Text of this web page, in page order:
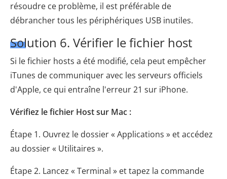
résoudre ce problème, il est préférable de
débrancher tous les périphériques USB inutiles.
Solution 6. Vérifier le fichier host
Si le fichier hosts a été modifié, cela peut empêcher
iTunes de communiquer avec les serveurs officiels
d'Apple, ce qui entraîne l'erreur 21 sur iPhone.
Vérifiez le fichier Host sur Mac :
Étape 1. Ouvrez le dossier « Applications » et accédez
au dossier « Utilitaires ».
Étape 2. Lancez « Terminal » et tapez la commande